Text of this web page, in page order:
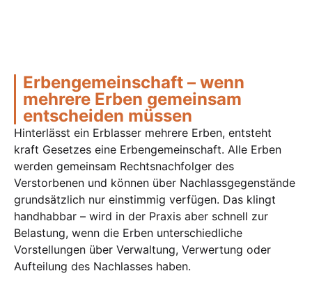
Erbengemeinschaft – wenn
mehrere Erben gemeinsam
entscheiden müssen
Hinterlässt ein Erblasser mehrere Erben, entsteht
kraft Gesetzes eine Erbengemeinschaft. Alle Erben
werden gemeinsam Rechtsnachfolger des
Verstorbenen und können über Nachlassgegenstände
grundsätzlich nur einstimmig verfügen. Das klingt
handhabbar – wird in der Praxis aber schnell zur
Belastung, wenn die Erben unterschiedliche
Vorstellungen über Verwaltung, Verwertung oder
Aufteilung des Nachlasses haben.